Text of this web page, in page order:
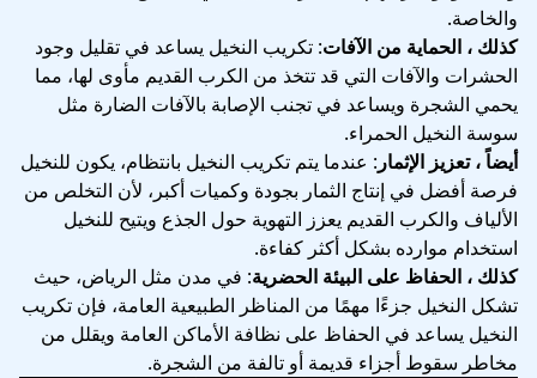
والخاصة.
كذلك ، الحماية من الآفات: تكريب النخيل يساعد في تقليل وجود
الحشرات والآفات التي قد تتخذ من الكرب القديم مأوى لها، مما
يحمي الشجرة ويساعد في تجنب الإصابة بالآفات الضارة مثل
سوسة النخيل الحمراء.
أيضاً ، تعزيز الإثمار : عندما يتم تكريب النخيل بانتظام، يكون للنخيل
فرصة أفضل في إنتاج الثمار بجودة وكميات أكبر، لأن التخلص من
الألياف والكرب القديم يعزز التهوية حول الجذع ويتيح للنخيل
استخدام موارده بشكل أكثر كفاءة.
كذلك ، الحفاظ على البيئة الحضرية: في مدن مثل الرياض، حيث
تشكل النخيل جزءًا مهمًا من المناظر الطبيعية العامة، فإن تكريب
النخيل يساعد في الحفاظ على نظافة الأماكن العامة ويقلل من
مخاطر سقوط أجزاء قديمة أو تالفة من الشجرة.